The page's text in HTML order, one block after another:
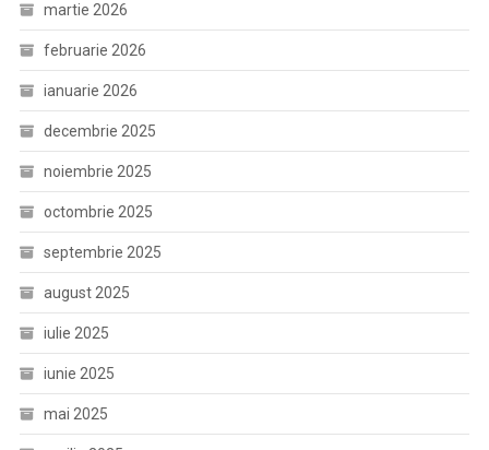
martie 2026
februarie 2026
ianuarie 2026
decembrie 2025
noiembrie 2025
octombrie 2025
septembrie 2025
august 2025
iulie 2025
iunie 2025
mai 2025